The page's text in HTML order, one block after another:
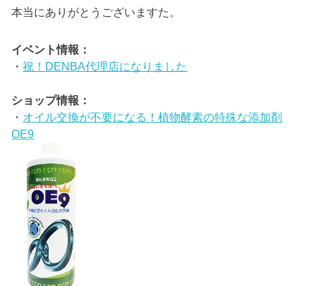
本当にありがとうございますた。
イベント情報：
・祝！DENBA代理店になりました
ショップ情報：
・ オイル交換が不要になる！植物酵素の特殊な添加剤
OE9